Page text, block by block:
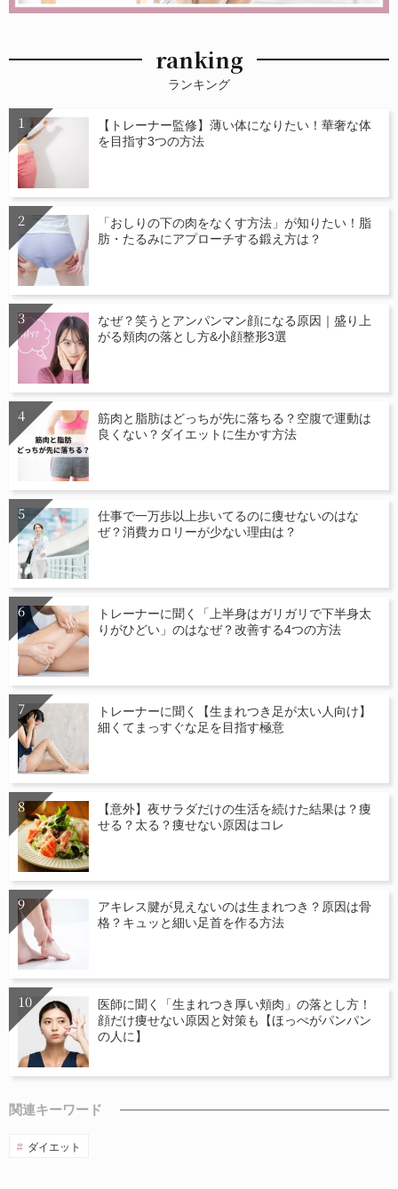
ranking
ランキング
【トレーナー監修】薄い体になりたい！華奢な体
を目指す3つの方法
「おしりの下の肉をなくす方法」が知りたい！脂
肪・たるみにアプローチする鍛え方は？
なぜ？笑うとアンパンマン顔になる原因｜盛り上
がる頬肉の落とし方&小顔整形3選
筋肉と脂肪はどっちが先に落ちる？空腹で運動は
良くない？ダイエットに生かす方法
仕事で一万歩以上歩いてるのに痩せないのはな
ぜ？消費カロリーが少ない理由は？
トレーナーに聞く「上半身はガリガリで下半身太
りがひどい」のはなぜ？改善する4つの方法
トレーナーに聞く【生まれつき足が太い人向け】
細くてまっすぐな足を目指す極意
【意外】夜サラダだけの生活を続けた結果は？痩
せる？太る？痩せない原因はコレ
アキレス腱が見えないのは生まれつき？原因は骨
格？キュッと細い足首を作る方法
医師に聞く「生まれつき厚い頬肉」の落とし方！
顔だけ痩せない原因と対策も【ほっぺがパンパン
の人に】
関連キーワード
ダイエット